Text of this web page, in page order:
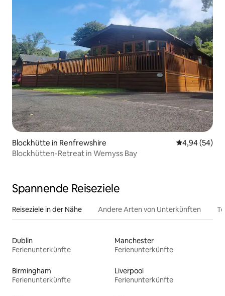
Blockhütte in Renfrewshire
4,94 (54)
Blockhütten-Retreat in Wemyss Bay
Spannende Reiseziele
Reiseziele in der Nähe Andere Arten von Unterkünften
Dublin
Ferienunterkünfte
Manchester
Ferienunterkünfte
Birmingham
Ferienunterkünfte
Liverpool
Ferienunterkünfte